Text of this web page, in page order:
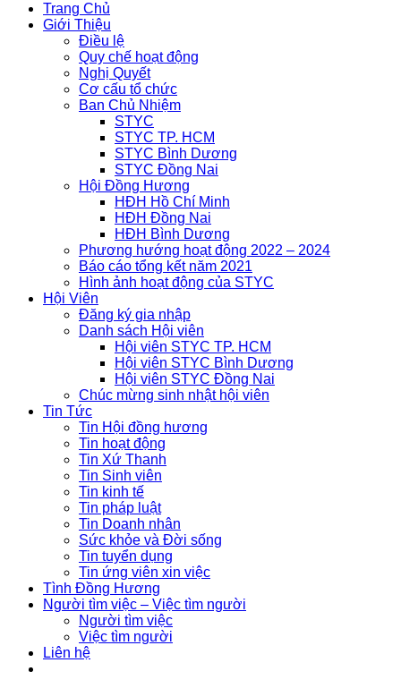
Trang Chủ
Giới Thiệu
Điều lệ
Quy chế hoạt động
Nghị Quyết
Cơ cấu tổ chức
Ban Chủ Nhiệm
STYC
STYC TP. HCM
STYC Bình Dương
STYC Đồng Nai
Hội Đồng Hương
HĐH Hồ Chí Minh
HĐH Đồng Nai
HĐH Bình Dương
Phương hướng hoạt động 2022 – 2024
Báo cáo tổng kết năm 2021
Hình ảnh hoạt động của STYC
Hội Viên
Đăng ký gia nhập
Danh sách Hội viên
Hội viên STYC TP. HCM
Hội viên STYC Bình Dương
Hội viên STYC Đồng Nai
Chúc mừng sinh nhật hội viên
Tin Tức
Tin Hội đồng hương
Tin hoạt động
Tin Xứ Thanh
Tin Sinh viên
Tin kinh tế
Tin pháp luật
Tin Doanh nhân
Sức khỏe và Đời sống
Tin tuyển dụng
Tin ứng viên xin việc
Tình Đồng Hương
Người tìm việc – Việc tìm người
Người tìm việc
Việc tìm người
Liên hệ